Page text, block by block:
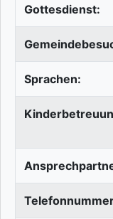
Gottesdienst:
Sprachen: